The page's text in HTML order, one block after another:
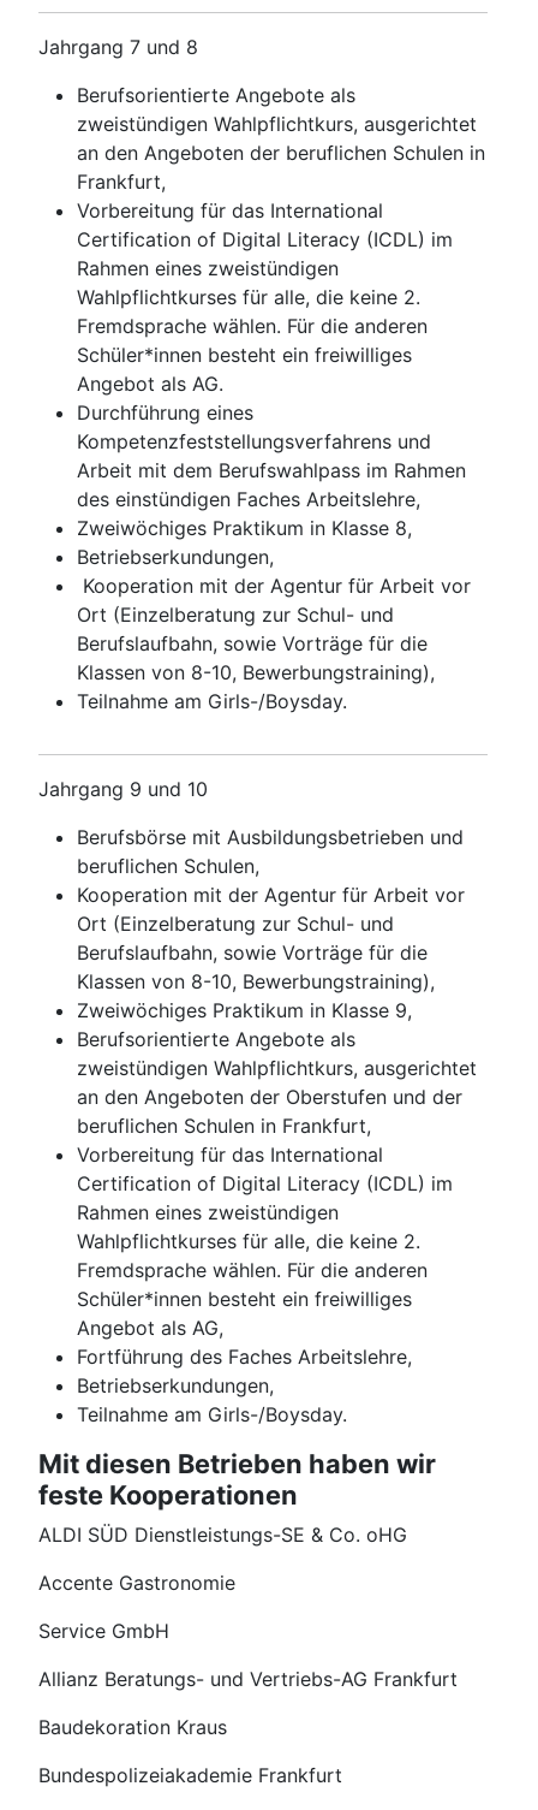
Jahrgang 7 und 8
Berufsorientierte Angebote als
zweistündigen Wahlpflichtkurs, ausgerichtet
an den Angeboten der beruflichen Schulen in
Frankfurt,
Vorbereitung für das International
Certification of Digital Literacy (ICDL) im
Rahmen eines zweistündigen
Wahlpflichtkurses für alle, die keine 2.
Fremdsprache wählen. Für die anderen
Schüler*innen besteht ein freiwilliges
Angebot als AG.
Durchführung eines
Kompetenzfeststellungsverfahrens und
Arbeit mit dem Berufswahlpass im Rahmen
des einstündigen Faches Arbeitslehre,
Zweiwöchiges Praktikum in Klasse 8,
Betriebserkundungen,
Kooperation mit der Agentur für Arbeit vor
Ort (Einzelberatung zur Schul- und
Berufslaufbahn, sowie Vorträge für die
Klassen von 8-10, Bewerbungstraining),
Teilnahme am Girls-/Boysday.
Jahrgang 9 und 10
Berufsbörse mit Ausbildungsbetrieben und
beruflichen Schulen,
Kooperation mit der Agentur für Arbeit vor
Ort (Einzelberatung zur Schul- und
Berufslaufbahn, sowie Vorträge für die
Klassen von 8-10, Bewerbungstraining),
Zweiwöchiges Praktikum in Klasse 9,
Berufsorientierte Angebote als
zweistündigen Wahlpflichtkurs, ausgerichtet
an den Angeboten der Oberstufen und der
beruflichen Schulen in Frankfurt,
Vorbereitung für das International
Certification of Digital Literacy (ICDL) im
Rahmen eines zweistündigen
Wahlpflichtkurses für alle, die keine 2.
Fremdsprache wählen. Für die anderen
Schüler*innen besteht ein freiwilliges
Angebot als AG,
Fortführung des Faches Arbeitslehre,
Betriebserkundungen,
Teilnahme am Girls-/Boysday.
Mit diesen Betrieben haben wir
feste Kooperationen
ALDI SÜD Dienstleistungs-SE & Co. oHG
Accente Gastronomie
Service GmbH
Allianz Beratungs- und Vertriebs-AG Frankfurt
Baudekoration Kraus
Bundespolizeiakademie Frankfurt